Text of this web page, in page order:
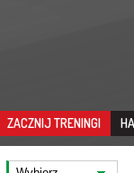
ZACZNIJ TRENINGI